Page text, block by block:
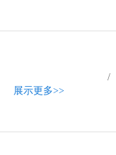
展示更多>>
/